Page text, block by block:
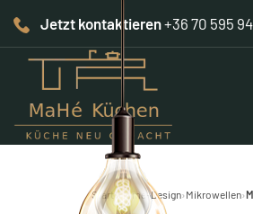
Jetzt kontaktieren+36 70 595
Start›Home-Design› Mikrowellen›